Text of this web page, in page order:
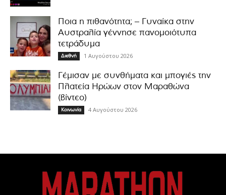
Ποια η πιθανότητα; – Γυναίκα στην
Αυστραλία γέννησε πανομοιότυπα
τετράδυμα
Διεθνή 1 Αυγούστου 2026
Γέμισαν με συνθήματα και μπογιές την
Πλατεία Ηρώων στον Μαραθώνα
(βίντεο)
Κοινωνία 4 Αυγούστου 2026